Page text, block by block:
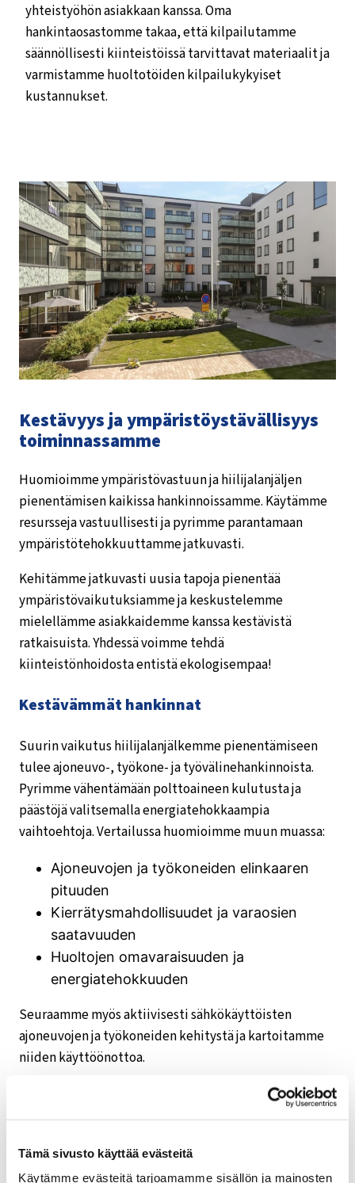
Tämä sivusto käyttää evästeitä
Käytämme evästeitä tarjoamamme sisällön ja mainosten
yhteistyöhön asiakkaan kanssa. Oma
hankintaosastomme takaa, että kilpailutamme
säännöllisesti kiinteistöissä tarvittavat materiaalit ja
varmistamme huoltotöiden kilpailukykyiset
kustannukset.
Kestävyys ja ympäristöystävällisyys
toiminnassamme
Huomioimme ympäristövastuun ja hiilijalanjäljen
pienentämisen kaikissa hankinnoissamme. Käytämme
resursseja vastuullisesti ja pyrimme parantamaan
ympäristötehokkuuttamme jatkuvasti.
Kehitämme jatkuvasti uusia tapoja pienentää
ympäristövaikutuksiamme ja keskustelemme
mielellämme asiakkaidemme kanssa kestävistä
ratkaisuista. Yhdessä voimme tehdä
kiinteistönhoidosta entistä ekologisempaa!
Kestävämmät hankinnat
Suurin vaikutus hiilijalanjälkemme pienentämiseen
tulee ajoneuvo-, työkone- ja työvälinehankinnoista.
Pyrimme vähentämään polttoaineen kulutusta ja
päästöjä valitsemalla energiatehokkaampia
vaihtoehtoja. Vertailussa huomioimme muun muassa:
Ajoneuvojen ja työkoneiden elinkaaren
pituuden
Kierrätysmahdollisuudet ja varaosien
saatavuuden
Huoltojen omavaraisuuden ja
energiatehokkuuden
Seuraamme myös aktiivisesti sähkökäyttöisten
ajoneuvojen ja työkoneiden kehitystä ja kartoitamme
niiden käyttöönottoa.
Kiertotalous ja jätehuolto
Noudatamme huoltotöissämme kiertotalouden